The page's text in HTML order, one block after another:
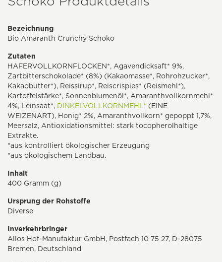
Bezeichnung
Bio Amaranth Crunchy Schoko
Zutaten
HAFERVOLLKORNFLOCKEN*, Agavendicksaft* 9%,
Zartbitterschokolade* (8%) (Kakaomasse*, Rohrohzucker*,
Kakaobutter*), Reissirup*, Reiscrispies* (Reismehl*),
Kartoffelstärke*, Sonnenblumenöl*, Amaranthvollkornmehl*
4%, Leinsaat*, DINKELVOLLKORNMEHL* (EINE
WEIZENART), Honig* 2%, Amaranthvollkorn* gepoppt 1,7%,
Meersalz, Antioxidationsmittel: stark tocopherolhaltige
Extrakte.
*aus kontrolliert ökologischer Erzeugung
*aus ökologischem Landbau.
Inhalt
400 Gramm (g)
Ursprung der Rohstoffe
Diverse
Inverkehrbringer
Allos Hof-Manufaktur GmbH, Postfach 10 75 27, D-28075
Bremen, Deutschland